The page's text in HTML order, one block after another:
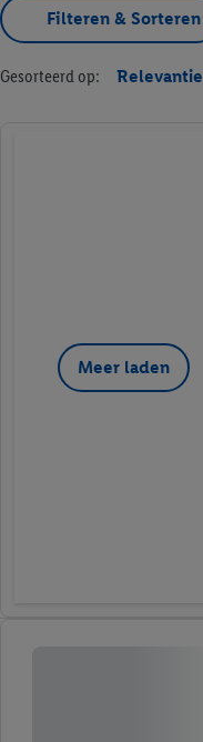
Filteren & Sorteren
Gesorteerd op: Relevantie
Meer laden